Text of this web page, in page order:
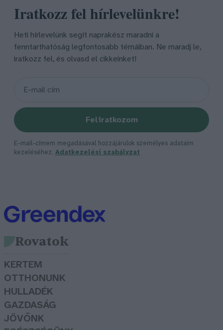
Iratkozz fel hírlevelünkre!
Heti hírlevelünk segít naprakész maradni a
fenntarthatóság legfontosabb témáiban. Ne maradj le,
iratkozz fel, és olvasd el cikkeinket!
Feliratkozom
E-mail-címem megadásával hozzájárulok személyes adataim
kezeléséhez. Adatkezelési szabályzat
Rovatok
KERTEM
OTTHONUNK
HULLADÉK
GAZDASÁG
JÖVŐNK